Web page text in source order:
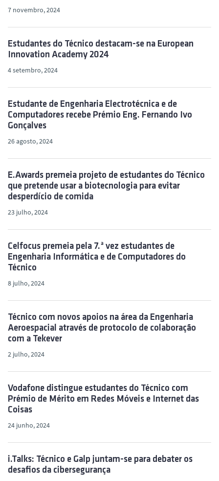
7 novembro, 2024
Estudantes do Técnico destacam-se na European
Innovation Academy 2024
4 setembro, 2024
Estudante de Engenharia Electrotécnica e de
Computadores recebe Prémio Eng. Fernando Ivo
Gonçalves
26 agosto, 2024
E.Awards premeia projeto de estudantes do Técnico
que pretende usar a biotecnologia para evitar
desperdício de comida
23 julho, 2024
Celfocus premeia pela 7.ª vez estudantes de
Engenharia Informática e de Computadores do
Técnico
8 julho, 2024
Técnico com novos apoios na área da Engenharia
Aeroespacial através de protocolo de colaboração
com a Tekever
2 julho, 2024
Vodafone distingue estudantes do Técnico com
Prémio de Mérito em Redes Móveis e Internet das
Coisas
24 junho, 2024
i.Talks: Técnico e Galp juntam-se para debater os
desafios da cibersegurança